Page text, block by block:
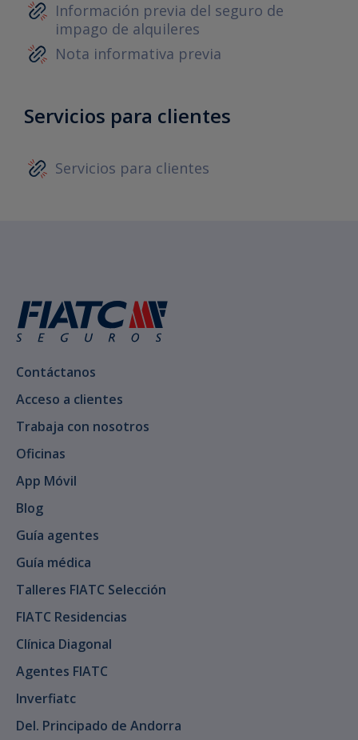
Información previa del seguro de
impago de alquileres
Nota informativa previa
Servicios para clientes
Servicios para clientes
Contáctanos
Acceso a clientes
Trabaja con nosotros
Oficinas
App Móvil
Blog
Guía agentes
Guía médica
Talleres FIATC Selección
FIATC Residencias
Clínica Diagonal
Agentes FIATC
Inverfiatc
Del. Principado de Andorra